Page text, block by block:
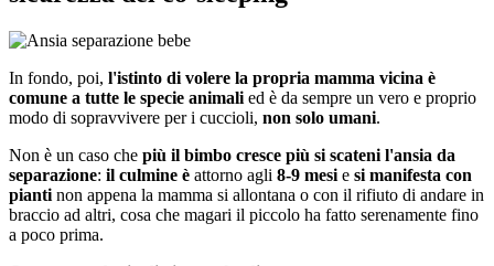
In fondo, poi, l'istinto di volere la propria mamma vicina è
comune a tutte le specie animali ed è da sempre un vero e proprio
modo di sopravvivere per i cuccioli, non solo umani.
Non è un caso che più il bimbo cresce più si scateni l'ansia da
separazione: il culmine è attorno agli 8-9 mesi e si manifesta con
pianti non appena la mamma si allontana o con il rifiuto di andare in
braccio ad altri, cosa che magari il piccolo ha fatto serenamente fino
a poco prima.